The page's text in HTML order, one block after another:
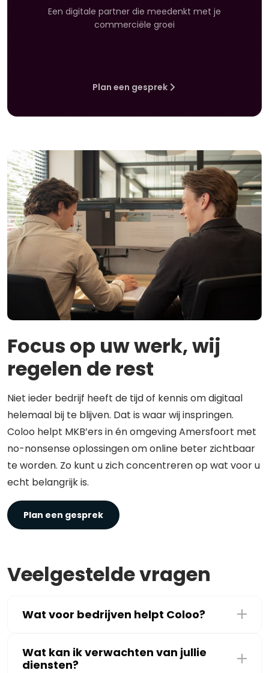
Een digitale partner die meedenkt met je
commerciële groei
Plan een gesprek
Focus op uw werk, wij
regelen de rest
Niet ieder bedrijf heeft de tijd of kennis om digitaal
helemaal bij te blijven. Dat is waar wij inspringen.
Coloo helpt MKB’ers in én omgeving Amersfoort met
no-nonsense oplossingen om online beter zichtbaar
te worden. Zo kunt u zich concentreren op wat voor u
echt belangrijk is.
Plan een gesprek
Veelgestelde vragen
Wat voor bedrijven helpt Coloo?
Wat kan ik verwachten van jullie
diensten?